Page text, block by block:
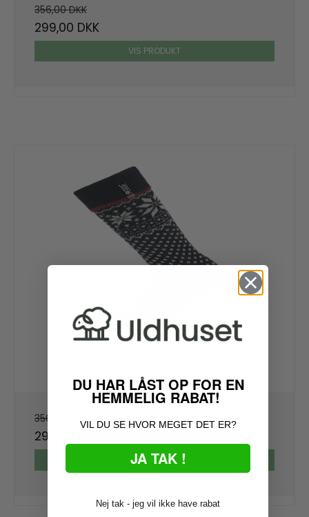
356,00 DKK
299,00 DKK
VIS PRODUKT
47-pakke
356,00 DKK
299,00 DKK
VIS PRODUKT
DU HAR LÅST OP FOR EN
HEMMELIG RABAT!
VIL DU SE HVOR MEGET DET ER?
JA TAK !
Nej tak - jeg vil ikke have rabat